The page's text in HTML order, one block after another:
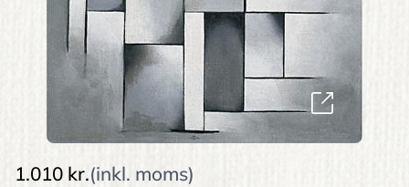
1.010 kr.(inkl. moms)